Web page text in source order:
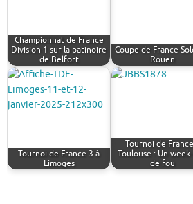
Championnat de France
Division 1 sur la patinoire
de Belfort
Coupe de France
Rouen
Tournoi de France 3 à
Limoges
Tournoi de
Toulouse : Un
de fou